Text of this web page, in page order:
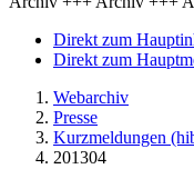
Direkt zum
Direkt zum
Webarchiv
Presse
Kurzmeldungen
201304